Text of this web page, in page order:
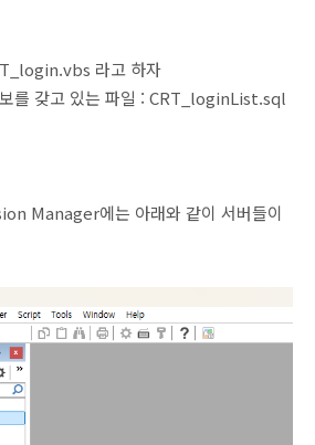
라고 하자
를 갖고 있는 파일 : CRT_loginList.sql
Manager에는 아래와 같이 서버들이